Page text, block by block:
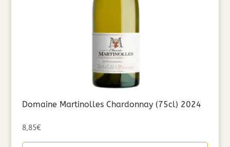
Domaine Martinolles Chardonnay (75cl) 2024
8,85€